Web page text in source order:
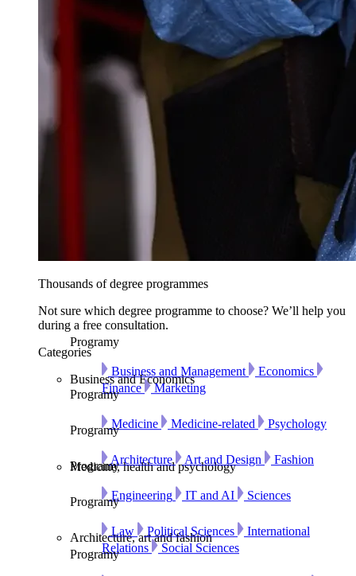
Thousands of degree programmes
Not sure which degree programme to choose? We’ll help you
during a free consultation.
Categories
Business and Economics
Programy
Business and Management
Economics
Finance
Marketing
Medicine, health and psychology
Programy
Medicine Medicine-related Psychology
Architecture, art and fashion
Programy
Architecture Art and Design Fashion
Programy
Engineering IT and AI Sciences
Programy
Law Political Sciences
International
Relations
Social Sciences
Programy